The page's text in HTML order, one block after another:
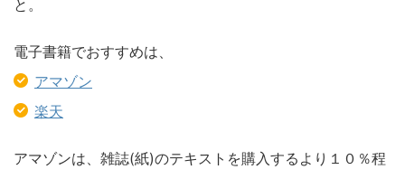
と。
電子書籍でおすすめは、
アマゾン
楽天
アマゾンは、雑誌(紙)のテキストを購入するより１０％程